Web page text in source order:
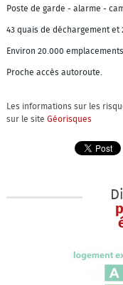
Poste de garde - alarme -
43 quais de déchargement et
Environ 20.000
Proche accès autoroute.
Les informations sur les
sur le site Géorisques